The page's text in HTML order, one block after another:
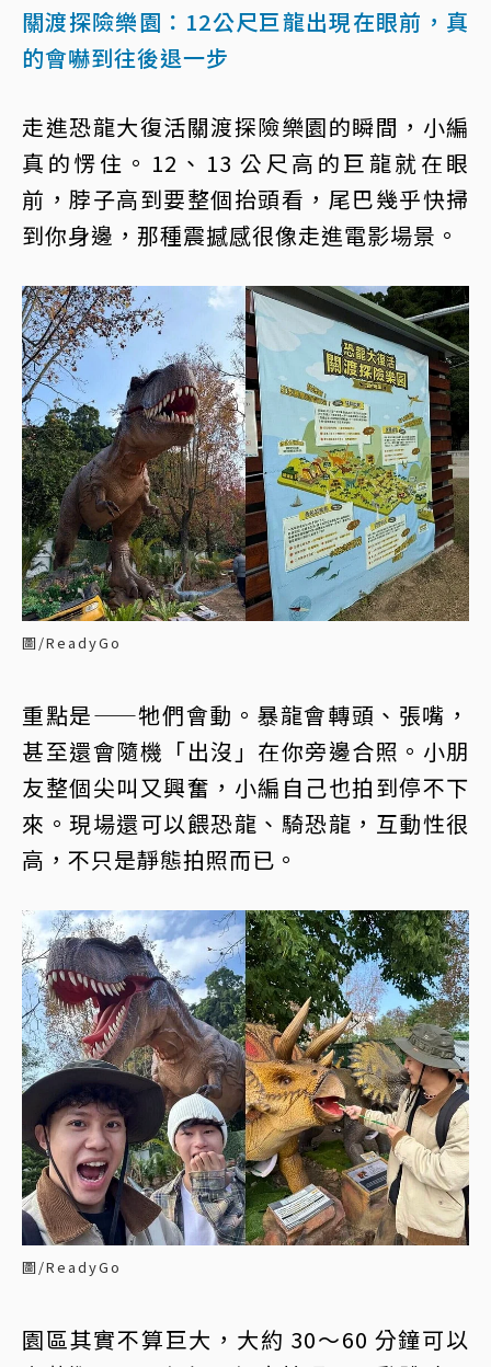
關渡探險樂園：12公尺巨龍出現在眼前，真
的會嚇到往後退一步
走進恐龍大復活關渡探險樂園的瞬間，小編
真的愣住。12、13 公尺高的巨龍就在眼
前，脖子高到要整個抬頭看，尾巴幾乎快掃
到你身邊，那種震撼感很像走進電影場景。
圖/ReadyGo
重點是——牠們會動。暴龍會轉頭、張嘴，
甚至還會隨機「出沒」在你旁邊合照。小朋
友整個尖叫又興奮，小編自己也拍到停不下
來。現場還可以餵恐龍、騎恐龍，互動性很
高，不只是靜態拍照而已。
圖/ReadyGo
園區其實不算巨大，大約 30～60 分鐘可以